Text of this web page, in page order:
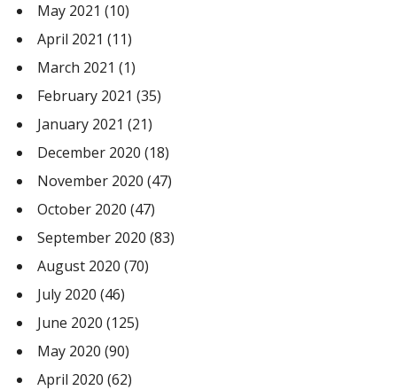
May 2021 (10)
April 2021 (11)
March 2021 (1)
February 2021 (35)
January 2021 (21)
December 2020 (18)
November 2020 (47)
October 2020 (47)
September 2020 (83)
August 2020 (70)
July 2020 (46)
June 2020 (125)
May 2020 (90)
April 2020 (62)